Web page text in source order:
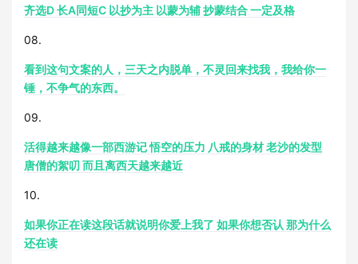
齐选D 长A同短C 以抄为主 以蒙为辅 抄蒙结合 一定及格
08.
看到这句文案的人，三天之内脱单，不灵回来找我，我给你一
锤，不争气的东西。
09.
活得越来越像一部西游记 悟空的压力 八戒的身材 老沙的发型
唐僧的絮叨 而且离西天越来越近
10.
如果你正在读这段话就说明你爱上我了 如果你想否认 那为什么
还在读